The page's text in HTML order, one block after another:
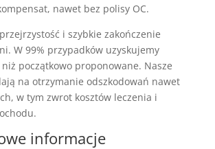
nawet bez polisy OC.
i szybkie zakończenie
W 99% przypadków uzyskujemy
początkowo proponowane. Nasze
na otrzymanie odszkodowań nawet
w tym zwrot kosztów leczenia i
informacje